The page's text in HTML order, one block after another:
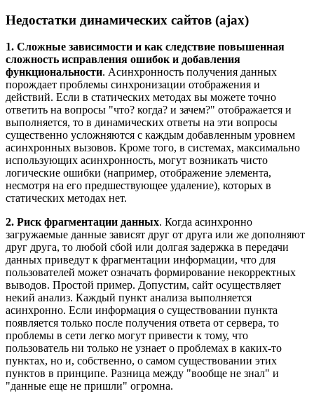
Недостатки динамических сайтов (ajax)
1. Сложные зависимости и как следствие повышенная
сложность исправления ошибок и добавления
функциональности. Асинхронность получения данных
порождает проблемы синхронизации отображения и
действий. Если в статических методах вы можете точно
ответить на вопросы "что? когда? и зачем?" отображается и
выполняется, то в динамических ответы на эти вопросы
существенно усложняются с каждым добавленным уровнем
асинхронных вызовов. Кроме того, в системах, максимально
использующих асинхронность, могут возникать чисто
логические ошибки (например, отображение элемента,
несмотря на его предшествующее удаление), которых в
статических методах нет.
2. Риск фрагментации данных. Когда асинхронно
загружаемые данные зависят друг от друга или же дополняют
друг друга, то любой сбой или долгая задержка в передачи
данных приведут к фрагментации информации, что для
пользователей может означать формирование некорректных
выводов. Простой пример. Допустим, сайт осуществляет
некий анализ. Каждый пункт анализа выполняется
асинхронно. Если информация о существовании пункта
появляется только после получения ответа от сервера, то
проблемы в сети легко могут привести к тому, что
пользователь ни только не узнает о проблемах в каких-то
пунктах, но и, собственно, о самом существовании этих
пунктов в принципе. Разница между "вообще не знал" и
"данные еще не пришли" огромна.